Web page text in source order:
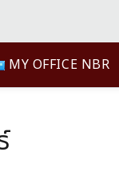
MY OFFICE NBR